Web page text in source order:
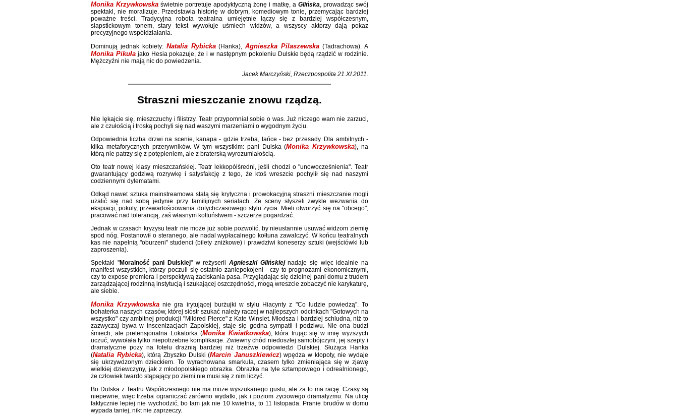
Monika Krzywkowska świetnie portretuje apodyktyczną żonę i matkę, a Glińska, prowadząc swój
spektakl, nie moralizuje. Przedstawia historię w dobrym, komediowym tonie, przemycając bardziej
poważne treści. Tradycyjna robota teatralna umiejętnie łączy się z bardziej współczesnym,
slapstickowym tonem, stary tekst wywołuje uśmiech widzów, a wszyscy aktorzy dają pokaz
precyzyjnego współdziałania.
Dominują jednak kobiety: Natalia Rybicka(Hanka),Agnieszka Pilaszewska (Tadrachowa). A
Monika Pikułajako Hesia pokazuje, że i w następnym pokoleniu Dulskie będą rządzić w rodzinie.
Mężczyźni nie mają nic do powiedzenia.
Jacek Marczyński, Rzeczpospolita 21.XI.2011.
Straszni mieszczanie znowu rządzą.
Nie lękajcie się, mieszczuchy i filistrzy. Teatr przypomniał sobie o was. Już niczego wam nie zarzuci,
ale z czułością i troską pochyli się nad waszymi marzeniami o wygodnym życiu.
Odpowiednia liczba drzwi na scenie, kanapa - gdzie trzeba, tańce - bez przesady. Dla ambitnych -
kilka metaforycznych przerywników. W tym wszystkim: pani Dulska (Monika Krzywkowska), na
którą nie patrzy się z potępieniem, ale z braterską wyrozumiałością.
Oto teatr nowej klasy mieszczańskiej. Teatr lekkopólśredni, jeśli chodzi o "unowocześnienia". Teatr
gwarantujący godziwą rozrywkę i satysfakcję z tego, że ktoś wreszcie pochylił się nad naszymi
codziennymi dylematami.
Odkąd nawet sztuka mainstreamowa stalą się krytyczna i prowokacyjną straszni mieszczanie mogli
użalić się nad sobą jedynie przy familijnych serialach. Ze sceny słyszeli zwykle wezwania do
ekspiacji, pokuty, przewartościowania dotychczasowego stylu życia. Mieli otworzyć się na "obcego",
pracować nad tolerancją, zaś własnym kołtuństwem - szczerze pogardzać.
Jednak w czasach kryzysu teatr nie może już sobie pozwolić, by nieustannie usuwać widzom ziemię
spod nóg. Postanowił o steranego, ale nadal wypłacalnego kołtuna zawalczyć. W końcu teatralnych
kas nie napełnią "oburzeni" studenci (bilety zniżkowe) i prawdziwi koneserzy sztuki (wejściówki lub
zaproszenia).
Spektakl "Moralność pani Dulskiej" w reżyseriiAgnieszki Glińskiejnadaje się więc idealnie na
manifest wszystkich, którzy poczuli się ostatnio zaniepokojeni - czy to prognozami ekonomicznymi,
czy to expose premiera i perspektywą zaciskania pasa. Przyglądając się dzielnej pani domu z trudem
zarządzającej rodzinną instytucją i szukającej oszczędności, mogą wreszcie zobaczyć nie karykaturę,
ale siebie.
Monika Krzywkowska nie gra irytującej burżujki w stylu Hiacynty z "Co ludzie powiedzą". To
bohaterka naszych czasów, której sióstr szukać należy raczej w najlepszych odcinkach "Gotowych na
wszystko" czy ambitnej produkcji "Mildred Pierce" z Kate Winslet. Młodsza i bardziej schludna, niż to
zazwyczaj bywa w inscenizacjach Zapolskiej, staje się godna sympatii i podziwu. Nie ona budzi
śmiech, ale pretensjonalna Lokatorka (Monika Kwiatkowska), która trując się w imię wyższych
uczuć, wywołała tylko niepotrzebne komplikacje. Zwiewny chód niedoszłej samobójczyni, jej szepty i
dramatyczne pozy na fotelu drażnią bardziej niż trzeźwe odpowiedzi Dulskiej. Służąca Hanka
(Natalia Rybicka), którą Zbyszko Dulski (Marcin Januszkiewicz) wpędza w kłopoty, nie wydaje
się ukrzywdzonym dzieckiem. To wyrachowana smarkula, czasem tylko zmieniająca się w zjawę
wielkiej dziewczyny, jak z młodopolskiego obrazka. Obrazka na tyle sztampowego i odrealnionego,
że człowiek twardo stąpający po ziemi nie musi się z nim liczyć.
Bo Dulska z Teatru Współczesnego nie ma może wyszukanego gustu, ale za to ma rację. Czasy są
niepewne, więc trzeba ograniczać zarówno wydatki, jak i poziom życiowego dramatyzmu. Na ulicę
faktycznie lepiej nie wychodzić, bo tam jak nie 10 kwietnia, to 11 listopada. Pranie brudów w domu
wypada taniej, nikt nie zaprzeczy.